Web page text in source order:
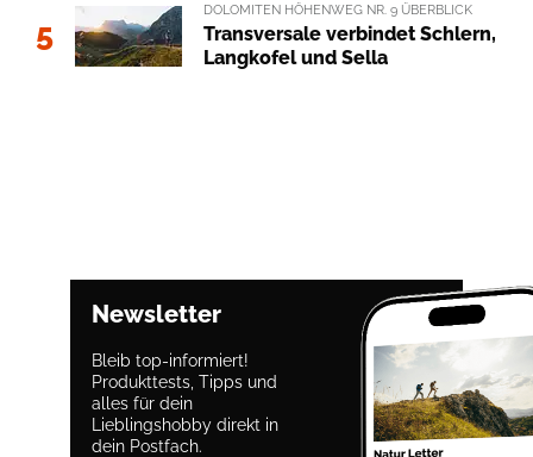
5
DOLOMITEN HÖHENWEG NR. 9 ÜBERBLICK
Transversale verbindet Schlern,
Langkofel und Sella
Newsletter
Bleib top-informiert!
Produkttests, Tipps und
alles für dein
Lieblingshobby direkt in
dein Postfach.